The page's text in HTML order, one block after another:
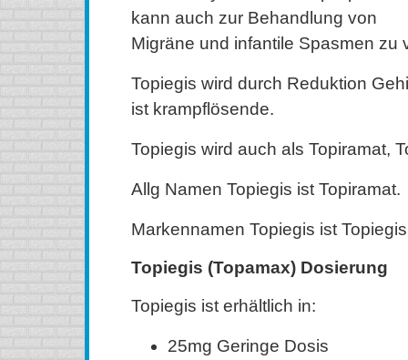
kann auch zur Behandlung von
Migräne und infantile Spasmen zu
Topiegis wird durch Reduktion
ist krampflösende.
Topiegis wird auch als Topiramat,
Allg Namen Topiegis ist Topiramat.
Markennamen Topiegis ist
Topiegis (Topamax) Dosierung
Topiegis ist erhältlich in:
25mg Geringe Dosis